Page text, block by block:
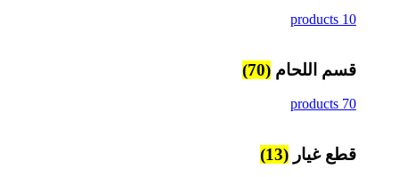
10 products
قسم اللحام (70)
70 products
قطع غيار (13)